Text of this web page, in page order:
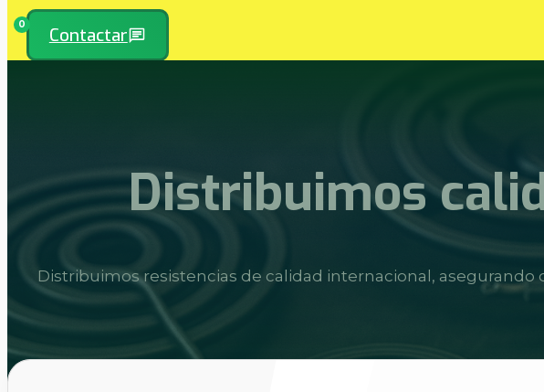
0 Contactar
Distribuimos
Distribuimos resistencias de calidad internacional,